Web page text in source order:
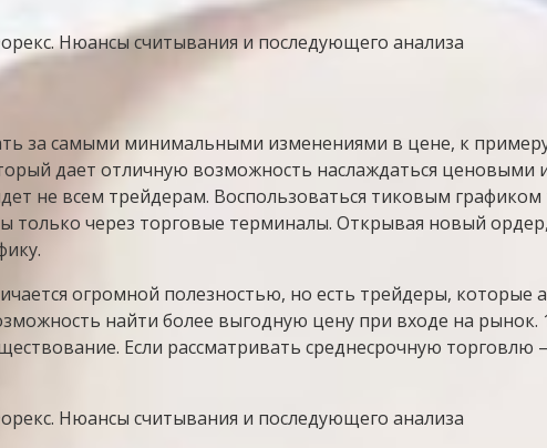
за самыми минимальными изменениями в цене, к
дает отличную возможность наслаждаться ценовыми
не всем трейдерам. Воспользоваться тиковым
только через торговые терминалы. Открывая новый
огромной полезностью, но есть трейдеры, которые
найти более выгодную цену при входе на рынок.
Если рассматривать среднесрочную